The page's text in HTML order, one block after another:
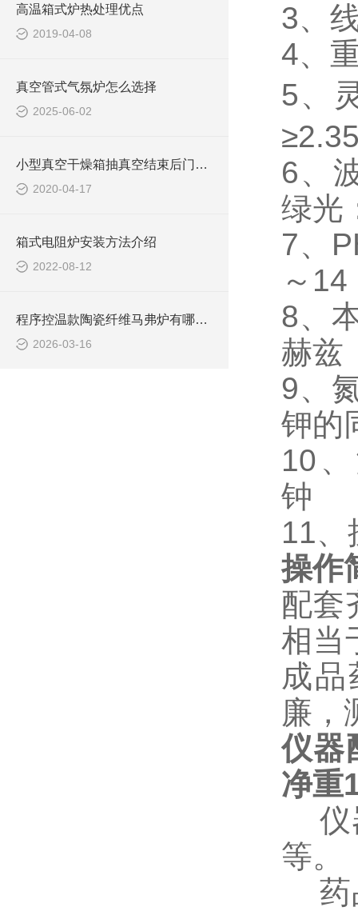
高温箱式炉热处理优点
2019-04-08
真空管式气氛炉怎么选择
2025-06-02
小型真空干燥箱抽真空结束后门打不开
2020-04-17
箱式电阻炉安装方法介绍
2022-08-12
程序控温款陶瓷纤维马弗炉有哪些型号
2026-03-16
3、
4、
5、
6、
绿光
7、
～14
8、
赫兹
9、
钾的
10、
钟
11、
操作
配套
相当
成
廉，
仪器
净重
仪
等。
药